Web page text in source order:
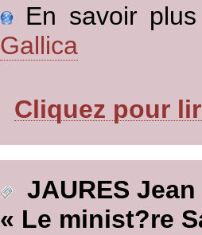
En savoir
Gallica
Cliquez pour
JAURES Jean
« Le minist?re